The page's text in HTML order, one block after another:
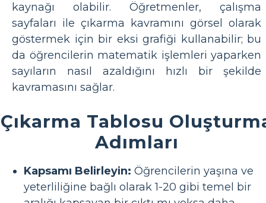
kaynağı olabilir. Öğretmenler, çalışma
sayfaları ile çıkarma kavramını görsel olarak
göstermek için bir eksi grafiği kullanabilir; bu
da öğrencilerin matematik işlemleri yaparken
sayıların nasıl azaldığını hızlı bir şekilde
kavramasını sağlar.
Çıkarma Tablosu
Adımları
Kapsamı Belirleyin: Öğrencilerin yaşına ve
yeterliliğine bağlı olarak 1-20 gibi temel bir